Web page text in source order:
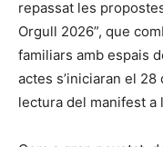
repassat les
Orgull 2026”, que
familiars amb espais
actes s’iniciaran el
lectura del manifest a